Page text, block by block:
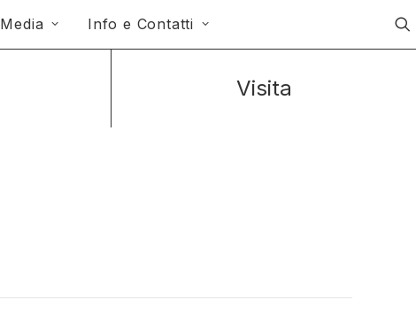
Media Info e Contatti
Visita